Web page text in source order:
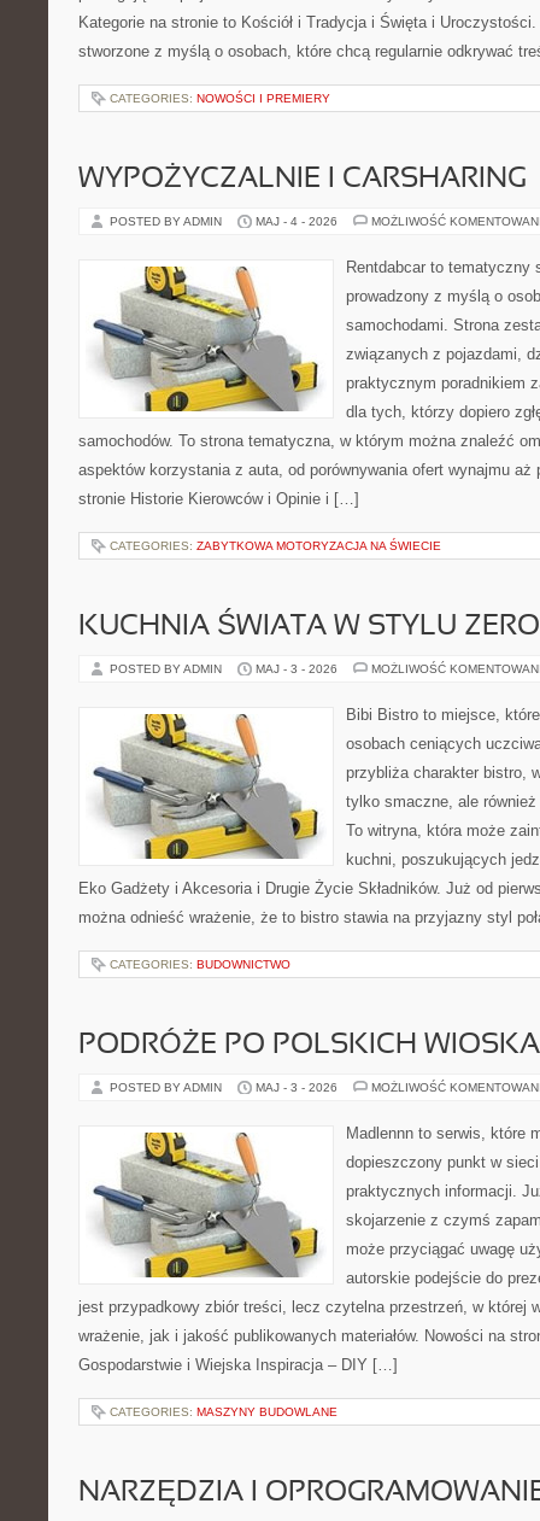
Kategorie na stronie to Kościół i Tradycja i Święta i
stworzone z myślą o osobach, które chcą regularnie odkrywać
CATEGORIES: NOWOŚCI I PREMIERY
WYPOŻYCZALNIE I CARSHARING
POSTED BY ADMIN MAJ - 4 - 2026 MOŻLIWOŚĆ
Rentdabcar to tematyczny
prowadzony z myślą o
samochodami. Strona
związanych z pojazdami,
praktycznym poradnikiem
dla tych, którzy dopiero
samochodów. To strona tematyczna, w którym można znaleźć
aspektów korzystania z auta, od porównywania ofert wynajmu aż
stronie Historie Kierowców i Opinie i […]
CATEGORIES: ZABYTKOWA MOTORYZACJA NA ŚWIECIE
KUCHNIA ŚWIATA W STYLU
POSTED BY ADMIN MAJ - 3 - 2026 MOŻLIWOŚĆ
Bibi Bistro to miejsce,
osobach ceniących
przybliża charakter bistro,
tylko smaczne, ale również
To witryna, która może
kuchni, poszukujących
Eko Gadżety i Akcesoria i Drugie Życie Składników. Już od
można odnieść wrażenie, że to bistro stawia na przyjazny styl
CATEGORIES: BUDOWNICTWO
PODRÓŻE PO POLSKICH
POSTED BY ADMIN MAJ - 3 - 2026 MOŻLIWOŚĆ
Madlennn to serwis, które
dopieszczony punkt w
praktycznych informacji.
skojarzenie z czymś
może przyciągać uwagę
autorskie podejście do
jest przypadkowy zbiór treści, lecz czytelna przestrzeń, w której
wrażenie, jak i jakość publikowanych materiałów. Nowości na
Gospodarstwie i Wiejska Inspiracja – DIY […]
CATEGORIES: MASZYNY BUDOWLANE
NARZĘDZIA I